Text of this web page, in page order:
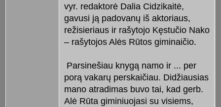
vyr. redaktorė Dalia Cidzikaitė,
gavusi ją padovanų iš aktoriaus,
režisieriaus ir rašytojo Kęstučio Nako
– rašytojos Alės Rūtos giminaičio.
Parsinešiau knygą namo ir ... per
porą vakarų perskaičiau. Didžiausias
mano atradimas buvo tai, kad gerb.
Alė Rūta giminiuojasi su visiems,